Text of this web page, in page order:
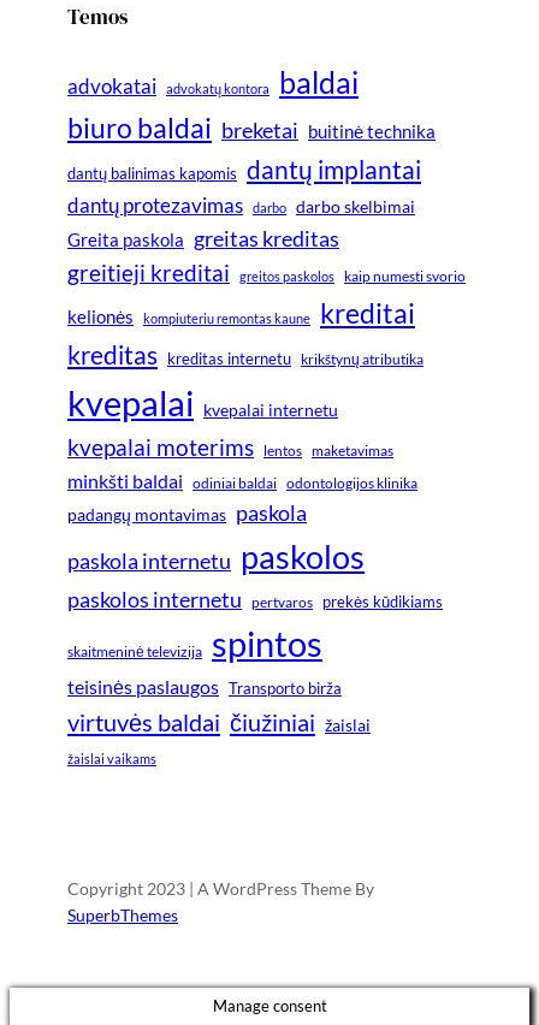
Temos
advokatai advokatų kontora baldai
biuro baldai breketai buitinė technika
dantų balinimas kapomis dantų implantai
dantų protezavimas darbo darbo skelbimai
Greita paskola greitas kreditas
greitieji kreditai greitos paskolos kaip numesti svorio
kelionės kompiuteriu remontas kaune kreditai
kreditas kreditas internetu krikštynų atributika
kvepalai kvepalai internetu
kvepalai moterims lentos maketavimas
minkšti baldai odiniai baldai odontologijos klinika
padangų montavimas paskola
paskola internetu paskolos
paskolos internetu pertvaros prekės kūdikiams
skaitmeninė televizija spintos
teisinės paslaugos Transporto birža
virtuvės baldai čiužiniai žaislai
žaislai vaikams
Copyright 2023 | A WordPress Theme By
SuperbThemes
Manage consent